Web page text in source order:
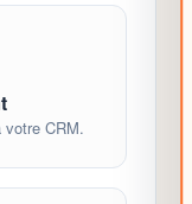
votre CRM.